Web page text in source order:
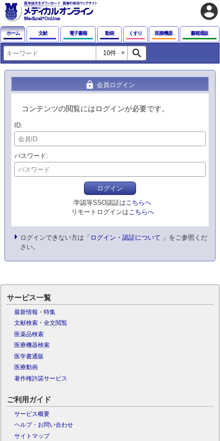
account_circle
ホーム 文献 電子書籍 動画 くすり 医療機器 書籍通販
search
lock 会員ログイン
コンテンツの閲覧にはログインが必要です。
ID
パスワード
ログイン
学認等SSO認証はこちらへ
リモートログインはこちらへ
ログインできない方は「 ログイン・認証について 」をご参照くだ
さい。
サービス一覧
最新情報・特集
文献検索・全文閲覧
医薬品検索
医療機器検索
医学書通販
医療動画
著作権許諾サービス
ご利用ガイド
サービス概要
ヘルプ・お問い合わせ
サイトマップ